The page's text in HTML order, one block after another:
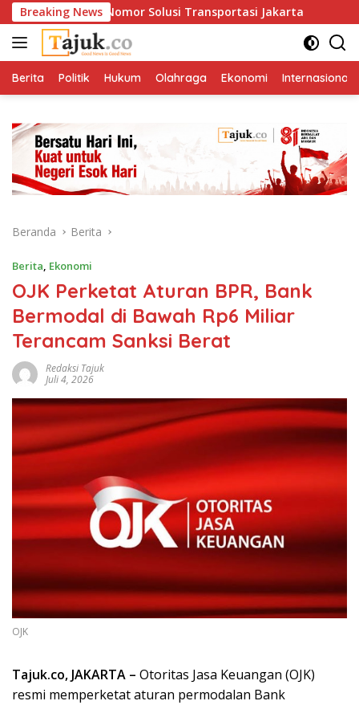
Langsung
ke
konten
Breaking News
Satu Nomor Solusi Transportasi Jakarta Di Antara
Berita Politik Hukum Olahraga Ekonomi Internasional
Beranda Berita
Berita, Ekonomi
OJK Perketat Aturan BPR, Bank
Bermodal di Bawah Rp6 Miliar
Terancam Sanksi Berat
Redaksi Tajuk
Juli 4, 2026
OJK
Tajuk.co, JAKARTA – Otoritas Jasa Keuangan (OJK)
resmi memperketat aturan permodalan Bank